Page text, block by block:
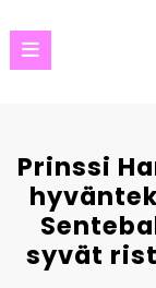
to
content
Prinssi
syvät